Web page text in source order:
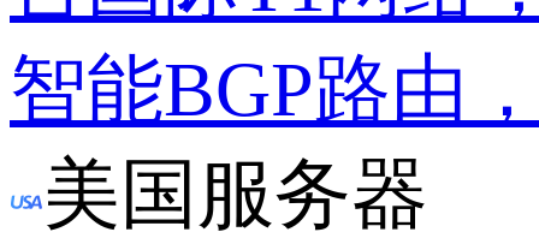
智能BGP路由
美国服务器